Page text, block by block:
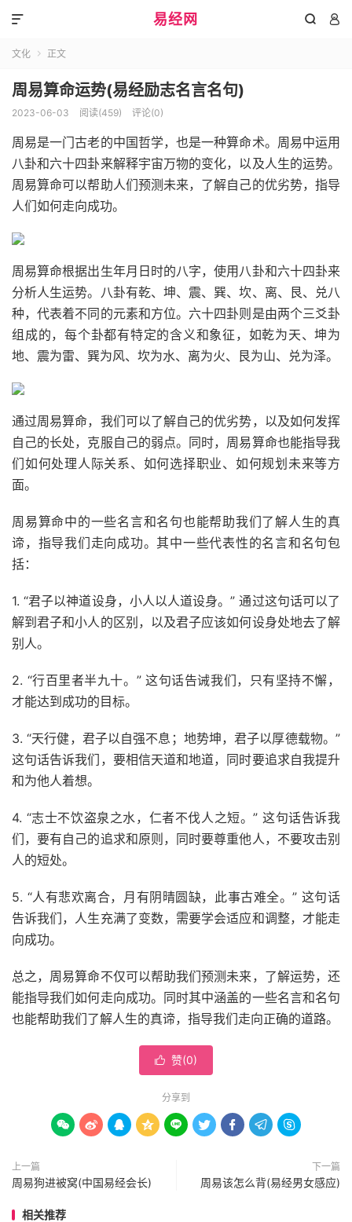
易经网  

文化  正文
周易算命运势(易经励志名言名句)
2023-06-03 阅读(459) 评论(0)
周易是一门古老的中国哲学，也是一种算命术。周易中运用
八卦和六十四卦来解释宇宙万物的变化，以及人生的运势。
周易算命可以帮助人们预测未来，了解自己的优劣势，指导
人们如何走向成功。
周易算命根据出生年月日时的八字，使用八卦和六十四卦来
分析人生运势。八卦有乾、坤、震、巽、坎、离、艮、兑八
种，代表着不同的元素和方位。六十四卦则是由两个三爻卦
组成的，每个卦都有特定的含义和象征，如乾为天、坤为
地、震为雷、巽为风、坎为水、离为火、艮为山、兑为泽。
通过周易算命，我们可以了解自己的优劣势，以及如何发挥
自己的长处，克服自己的弱点。同时，周易算命也能指导我
们如何处理人际关系、如何选择职业、如何规划未来等方
面。
周易算命中的一些名言和名句也能帮助我们了解人生的真
谛，指导我们走向成功。其中一些代表性的名言和名句包
括：
1. “君子以神道设身，小人以人道设身。” 通过这句话可以了
解到君子和小人的区别，以及君子应该如何设身处地去了解
别人。
2. “行百里者半九十。” 这句话告诫我们，只有坚持不懈，
才能达到成功的目标。
3. “天行健，君子以自强不息；地势坤，君子以厚德载物。”
这句话告诉我们，要相信天道和地道，同时要追求自我提升
和为他人着想。
4. “志士不饮盗泉之水，仁者不伐人之短。” 这句话告诉我
们，要有自己的追求和原则，同时要尊重他人，不要攻击别
人的短处。
5. “人有悲欢离合，月有阴晴圆缺，此事古难全。” 这句话
告诉我们，人生充满了变数，需要学会适应和调整，才能走
向成功。
总之，周易算命不仅可以帮助我们预测未来，了解运势，还
能指导我们如何走向成功。同时其中涵盖的一些名言和名句
也能帮助我们了解人生的真谛，指导我们走向正确的道路。
 赞(0)
分享到
        
上一篇
周易狗进被窝(中国易经会长)
下一篇
周易该怎么背(易经男女感应)
相关推荐